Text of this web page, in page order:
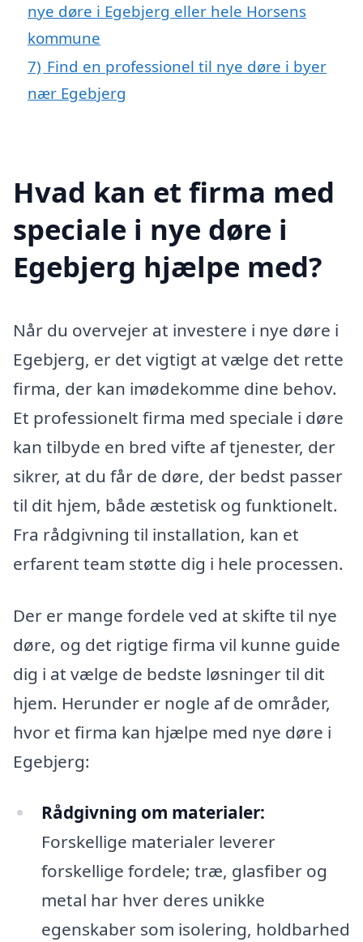
nye døre i Egebjerg eller hele Horsens
kommune
7) Find en professionel til nye døre i byer
nær Egebjerg
Hvad kan et firma med
speciale i nye døre i
Egebjerg hjælpe med?
Når du overvejer at investere i nye døre i
Egebjerg, er det vigtigt at vælge det rette
firma, der kan imødekomme dine behov.
Et professionelt firma med speciale i døre
kan tilbyde en bred vifte af tjenester, der
sikrer, at du får de døre, der bedst passer
til dit hjem, både æstetisk og funktionelt.
Fra rådgivning til installation, kan et
erfarent team støtte dig i hele processen.
Der er mange fordele ved at skifte til nye
døre, og det rigtige firma vil kunne guide
dig i at vælge de bedste løsninger til dit
hjem. Herunder er nogle af de områder,
hvor et firma kan hjælpe med nye døre i
Egebjerg:
Rådgivning om materialer:
Forskellige materialer leverer
forskellige fordele; træ, glasfiber og
metal har hver deres unikke
egenskaber som isolering, holdbarhed